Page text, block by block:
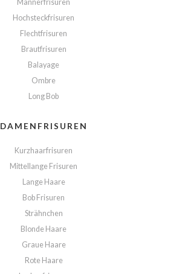
Männerfrisuren
Hochsteckfrisuren
Flechtfrisuren
Brautfrisuren
Balayage
Ombre
Long Bob
DAMENFRISUREN
Kurzhaarfrisuren
Mittellange Frisuren
Lange Haare
Bob Frisuren
Strähnchen
Blonde Haare
Graue Haare
Rote Haare